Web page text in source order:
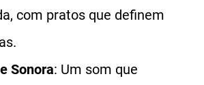
com pratos que definem
Sonora: Um som que